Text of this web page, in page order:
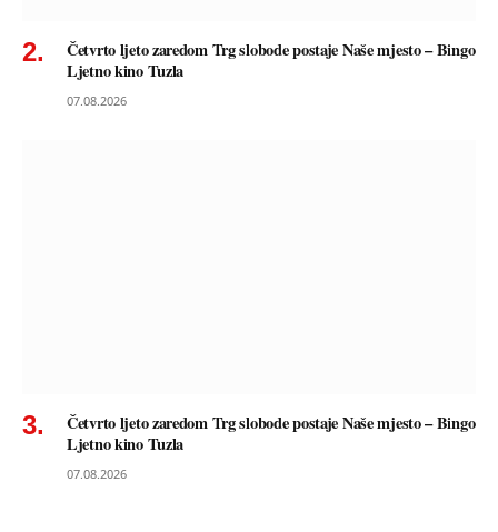
Četvrto ljeto zaredom Trg slobode postaje Naše mjesto – Bingo
Ljetno kino Tuzla
07.08.2026
Četvrto ljeto zaredom Trg slobode postaje Naše mjesto – Bingo
Ljetno kino Tuzla
07.08.2026